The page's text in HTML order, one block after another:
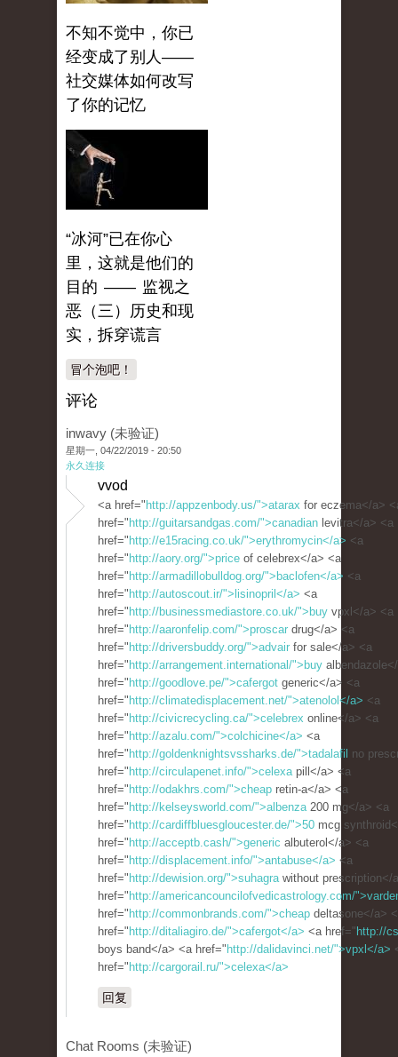
不知不觉中，你已
经变成了别人——
社交媒体如何改写
了你的记忆
“冰河”已在你心
里，这就是他们的
目的 —— 监视之
恶（三）历史和现
实，拆穿谎言
冒个泡吧！
评论
inwavy (未验证)
星期一, 04/22/2019 - 20:50
永久连接
vvod
<a href=" http://appzenbody.us/">atarax for eczema</a>
href=" http://guitarsandgas.com/">canadian levitra</a> <a
href=" http://e15racing.co.uk/">erythromycin</a> <a
href=" http://aory.org/">price of celebrex</a> <a
href=" http://armadillobulldog.org/">baclofen</a> <a
href=" http://autoscout.ir/">lisinopril</a> <a
href=" http://businessmediastore.co.uk/">buy vpxl</a> <a
href=" http://aaronfelip.com/">proscar drug</a> <a
href=" http://driversbuddy.org/">advair for sale</a> <a
href=" http://arrangement.international/">buy
href=" http://goodlove.pe/">cafergot generic</a> <a
href=" http://climatedisplacement.net/">atenolol</a> <a
href=" http://civicrecycling.ca/">celebrex online</a> <a
href=" http://azalu.com/">colchicine</a> <a
href=" http://goldenknightsvssharks.de/">tadalafil no
href=" http://circulapenet.info/">celexapill</a> <a
href=" http://odakhrs.com/">cheap retin-a</a> <a
href=" http://kelseysworld.com/">albenza200 mg</a> <a
href=" http://cardiffbluesgloucester.de/">50 mcg
href=" http://acceptb.cash/">generic albuterol</a> <a
href=" http://displacement.info/">antabuse</a> <a
href=" http://dewision.org/">suhagrawithout prescription</
href=" http://americancouncilofvedicastrology.com/
href=" http://commonbrands.com/">cheap deltasone</a>
href=" http://ditaliagiro.de/">cafergot</a> <a href=" http://
boys band</a> <a href=" http://dalidavinci.net/">vpxl</a>
href=" http://cargorail.ru/">celexa</a>
回复
Chat Rooms (未验证)